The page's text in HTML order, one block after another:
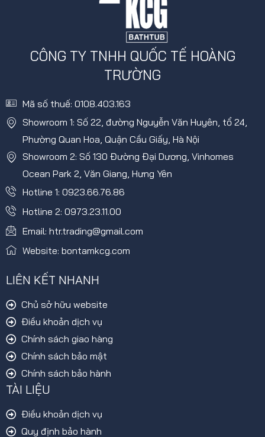
CÔNG TY TNHH QUỐC TẾ HOÀNG
TRƯỜNG
Mã số thuế: 0108.403.163
Showroom 1: Số 22, đường Nguyễn Văn Huyên, tổ 24,
Phường Quan Hoa, Quận Cầu Giấy, Hà Nội
Showroom 2: Số 130 Đường Đại Dương, Vinhomes
Ocean Park 2, Văn Giang, Hưng Yên
Hotline 1: 0923.66.76.86
Hotline 2: 0973.23.11.00
Email: htr.trading@gmail.com
Website: bontamkcg.com
LIÊN KẾT NHANH
Chủ sở hữu website
Điều khoản dịch vụ
Chính sách giao hàng
Chính sách bảo mật
Chính sách bảo hành
TÀI LIỆU
Điều khoản dịch vụ
Quy định bảo hành